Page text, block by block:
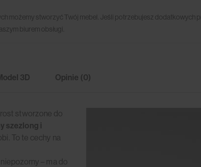
możemy stworzyć Twój mebel. Jeśli potrzebujesz dodatkowych
biurem obsługi.
3D Opinie (0)
stworzone do
szezlong i
To te cechy na
– ma do